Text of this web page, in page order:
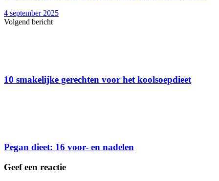
4 september 2025
Volgend bericht
10 smakelijke gerechten voor het koolsoepdieet
Pegan dieet: 16 voor- en nadelen
Geef een reactie